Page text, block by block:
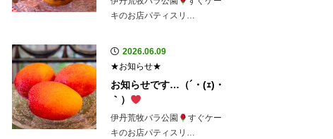
キのお店パティスリ…
2026.06.09
★お知らせ★
お知らせです…（´・(ｪ)・
｀）
伊丹荒牧バラ公園
すぐケー
キのお店パティスリ…